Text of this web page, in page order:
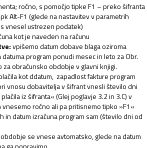
ročno, s pomočjo tipke F1 – preko šifranta
Alt-F1 (glede na nastavitev v parametrih
vnesel ustrezen podatek)
kot je naveden na računu
vpišemo datum dobave blaga oziroma
program ponudi mesec in leto za Obr.
obračunsko obdobje v glavni knjigi.
kot ddatum, zapadlost fakture program
vnosu dobavitelja v šifrant vnesli število dni
iz šifranta« (Glej poglavje 3.2 in 3.C) v
ročno ali pa pritisnemo tipko »F1«
in datum izračuna program sam (število dni od
se vnese avtomatsko, glede na datum